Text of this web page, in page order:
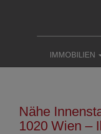
IMMOBILIEN
Nähe
1020 Wien –